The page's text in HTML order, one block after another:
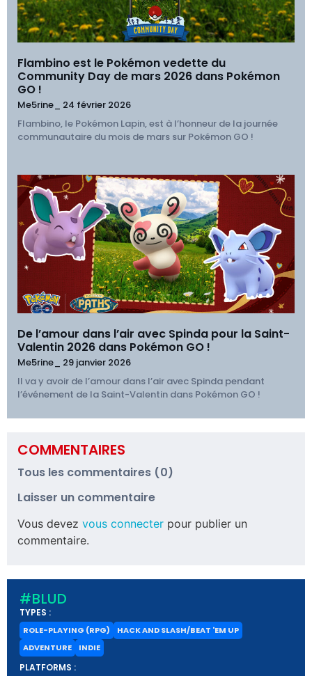
Flambino est le Pokémon vedette du
Community Day de mars 2026 dans Pokémon
GO !
Me5rine_ 24 février 2026
Flambino, le Pokémon Lapin, est à l’honneur de la journée
communautaire du mois de mars sur Pokémon GO !
De l’amour dans l’air avec Spinda pour la Saint-
Valentin 2026 dans Pokémon GO !
Me5rine_ 29 janvier 2026
Il va y avoir de l’amour dans l’air avec Spinda pendant
l’événement de la Saint-Valentin dans Pokémon GO !
COMMENTAIRES
Tous les commentaires (0)
Laisser un commentaire
Vous devez vous connecter pour publier un
commentaire.
#BLUD
TYPES :
ROLE-PLAYING (RPG)
HACK AND SLASH/BEAT 'EM UP
ADVENTURE
INDIE
PLATFORMS :